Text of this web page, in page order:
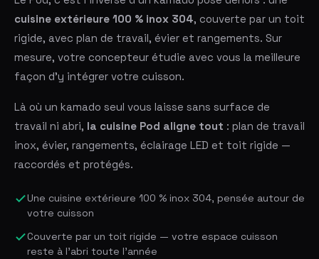
cuisine extérieure 100 % inox 304, couverte par un toit
rigide, avec plan de travail, évier et rangements. Sur
mesure, votre concepteur étudie avec vous la meilleure
façon d'y intégrer votre cuisson.
Là où un kamado seul vous laisse sans surface de
travail ni abri, la cuisine Pod aligne tout : plan de travail
inox, évier, rangements, éclairage LED et toit rigide —
raccordés et protégés.
Une cuisine extérieure 100 % inox 304, pensée autour de
votre cuisson
Couverte par un toit rigide — votre espace cuisson
reste à l'abri toute l'année